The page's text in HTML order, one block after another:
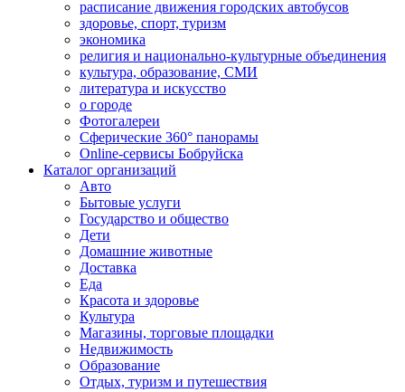
расписание движения городских автобусов
здоровье, спорт, туризм
экономика
религия и национально-культурные объединения
культура, образование, СМИ
литература и искусство
о городе
Фотогалереи
Сферические 360° панорамы
Online-сервисы Бобруйска
Каталог организаций
Авто
Бытовые услуги
Государство и общество
Дети
Домашние животные
Доставка
Еда
Красота и здоровье
Культура
Магазины, торговые площадки
Недвижимость
Образование
Отдых, туризм и путешествия